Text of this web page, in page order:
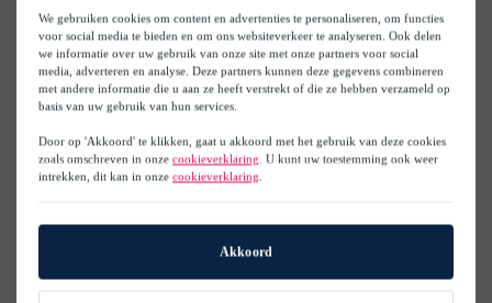
We gebruiken cookies om content en advertenties te personaliseren, om functies
voor social media te bieden en om ons websiteverkeer te analyseren. Ook delen
we informatie over uw gebruik van onze site met onze partners voor social
media, adverteren en analyse. Deze partners kunnen deze gegevens combineren
met andere informatie die u aan ze heeft verstrekt of die ze hebben verzameld op
basis van uw gebruik van hun services.
Door op 'Akkoord' te klikken, gaat u akkoord met het gebruik van deze cookies
zoals omschreven in onze cookieverklaring . U kunt uw toestemming ook weer
intrekken, dit kan in onze cookieverklaring.
Akkoord